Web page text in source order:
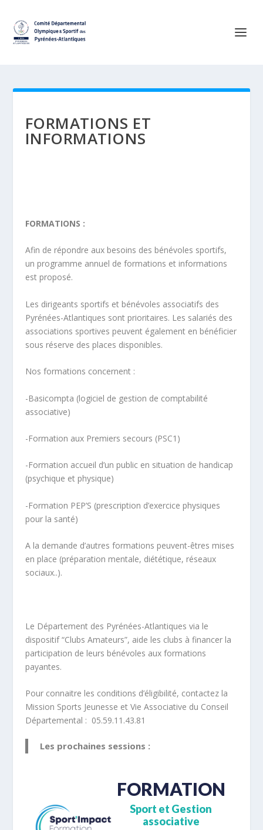
FORMATIONS ET
INFORMATIONS
FORMATIONS :
Afin de répondre aux besoins des bénévoles sportifs,
un programme annuel de formations et informations
est proposé.
Les dirigeants sportifs et bénévoles associatifs des
Pyrénées-Atlantiques sont prioritaires. Les salariés des
associations sportives peuvent également en bénéficier
sous réserve des places disponibles.
Nos formations concernent :
-Basicompta (logiciel de gestion de comptabilité
associative)
-Formation aux Premiers secours (PSC1)
-Formation accueil d’un public en situation de handicap
(psychique et physique)
-Formation PEP’S (prescription d’exercice physiques
pour la santé)
A la demande d’autres formations peuvent-êtres mises
en place (préparation mentale, diététique, réseaux
sociaux..).
Le Département des Pyrénées-Atlantiques via le
dispositif “Clubs Amateurs”, aide les clubs à financer la
participation de leurs bénévoles aux formations
payantes.
Pour connaitre les conditions d’éligibilité, contactez la
Mission Sports Jeunesse et Vie Associative du Conseil
Départemental : 05.59.11.43.81
Les prochaines sessions :